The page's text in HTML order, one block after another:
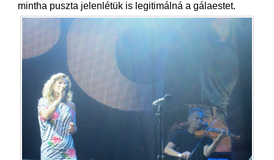
mintha puszta jelenlétük is legitimálná a gálaestet.